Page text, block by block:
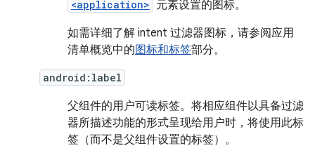
<application> 元素设置的图标。
如需详细了解 intent 过滤器图标，请参阅应用
清单概览中的图标和标签部分。
android:label
父组件的用户可读标签。将相应组件以具备过滤
器所描述功能的形式呈现给用户时，将使用此标
签（而不是父组件设置的标签）。